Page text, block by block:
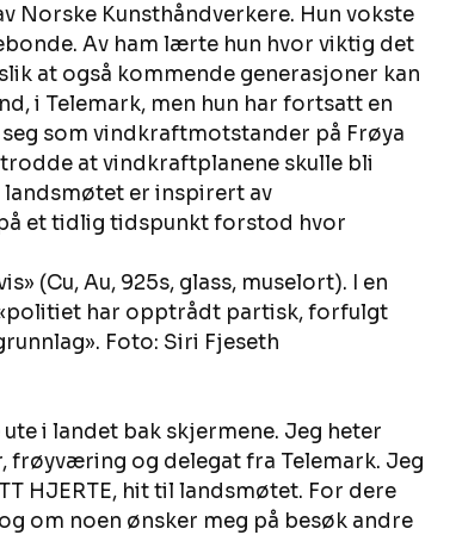
Norske Kunsthåndverkere. Hun vokste
Av ham lærte hun hvor viktig det
at også kommende generasjoner kan
i Telemark, men hun har fortsatt en
som vindkraftmotstander på Frøya
at vindkraftplanene skulle bli
landsmøtet er inspirert av
et tidlig tidspunkt forstod hvor
(Cu, Au, 925s, glass, muselort). I en
har opptrådt partisk, forfulgt
Foto: Siri Fjeseth
i landet bak skjermene. Jeg heter
frøyværing og delegat fra Telemark. Jeg
HJERTE, hit til landsmøtet. For dere
om noen ønsker meg på besøk andre